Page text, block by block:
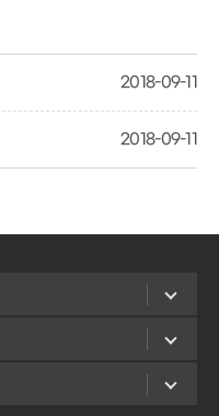
2018-09-11
2018-09-11